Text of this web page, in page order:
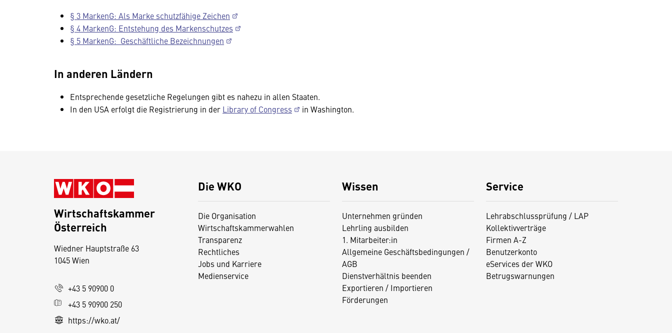
§ 3 MarkenG: Als Marke schutzfähige Zeichen
§ 4 MarkenG: Entstehung des Markenschutzes
§ 5 MarkenG: Geschäftliche Bezeichnungen
In anderen Ländern
Entsprechende gesetzliche Regelungen gibt es nahezu in allen Staaten.
In den USA erfolgt die Registrierung in der Library of Congress in Washington.
Die WKO
Die Organisation
Wirtschaftskammerwahlen
Transparenz
Rechtliches
Jobs und Karriere
Medienservice
Wissen
Unternehmen gründen
Lehrling ausbilden
1. Mitarbeiter:in
Allgemeine Geschäftsbedingungen /
AGB
Dienstverhältnis beenden
Exportieren / Importieren
Förderungen
Service
Lehrabschlussprüfung / LAP
Kollektivverträge
Firmen A-Z
Benutzerkonto
eServices der WKO
Betrugswarnungen
Wirtschaftskammer
Österreich
Wiedner Hauptstraße 63
1045 Wien
+43 5 90900 0
+43 5 90900 250
https://wko.at/